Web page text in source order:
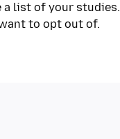
a list of your studies.
to opt out of.